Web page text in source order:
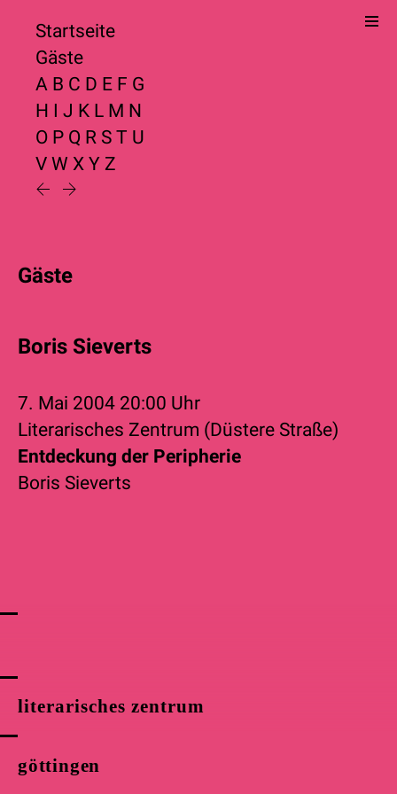
literarisches zentrum
göttingen
Startseite
Gäste
A B C D E F G
H I J K L M N
O P Q R S T U
V W X Y Z
Gäste
Boris Sieverts
7. Mai 2004 20:00 Uhr
Literarisches Zentrum (Düstere Straße)
Entdeckung der Peripherie
Boris Sieverts